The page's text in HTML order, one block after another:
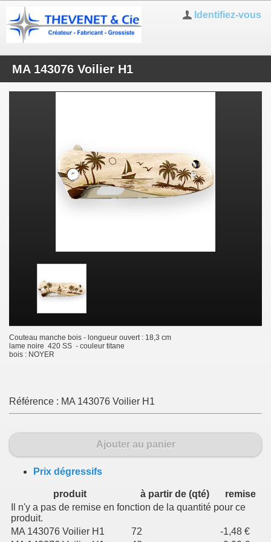
Identifiez-vous
MA 143076 Voilier H1
Couteau manche bois - longueur ouvert : 18,3 cm
lame noire 420 SS - couleur titane
bois : NOYER
Référence : MA 143076 Voilier H1
Ajouter au panier
Prix dégressifs
produit à partir de (qté)
remise
Il n'y a pas de remise en fonction de la quantité pour ce
produit.
MA 143076 Voilier H1
72
-1,48 €